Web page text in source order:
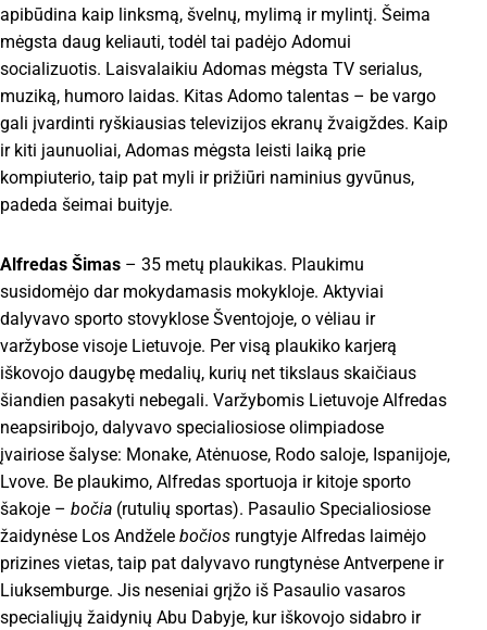
apibūdina kaip linksmą, švelnų, mylimą ir mylintį. Šeima
mėgsta daug keliauti, todėl tai padėjo Adomui
socializuotis. Laisvalaikiu Adomas mėgsta TV serialus,
muziką, humoro laidas. Kitas Adomo talentas – be vargo
gali įvardinti ryškiausias televizijos ekranų žvaigždes. Kaip
ir kiti jaunuoliai, Adomas mėgsta leisti laiką prie
kompiuterio, taip pat myli ir prižiūri naminius gyvūnus,
padeda šeimai buityje.
Alfredas Šimas – 35 metų plaukikas. Plaukimu
susidomėjo dar mokydamasis mokykloje. Aktyviai
dalyvavo sporto stovyklose Šventojoje, o vėliau ir
varžybose visoje Lietuvoje. Per visą plaukiko karjerą
iškovojo daugybę medalių, kurių net tikslaus skaičiaus
šiandien pasakyti nebegali. Varžybomis Lietuvoje Alfredas
neapsiribojo, dalyvavo specialiosiose olimpiadose
įvairiose šalyse: Monake, Atėnuose, Rodo saloje, Ispanijoje,
Lvove. Be plaukimo, Alfredas sportuoja ir kitoje sporto
šakoje – bočia (rutulių sportas). Pasaulio Specialiosiose
žaidynėse Los Andžele bočios rungtyje Alfredas laimėjo
prizines vietas, taip pat dalyvavo rungtynėse Antverpene ir
Liuksemburge. Jis neseniai grįžo iš Pasaulio vasaros
specialiųjų žaidynių Abu Dabyje, kur iškovojo sidabro ir